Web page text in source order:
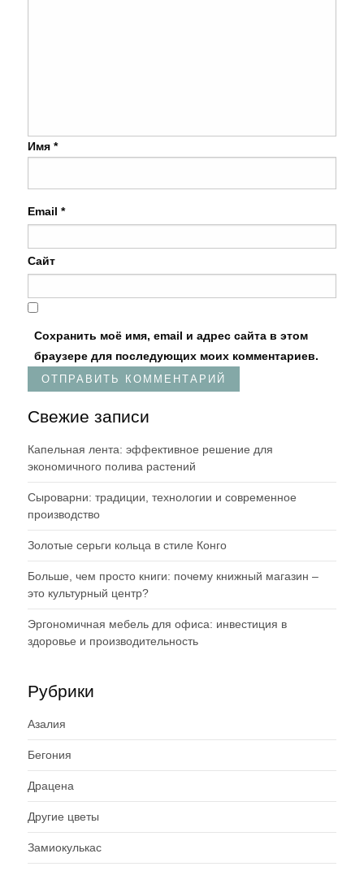
Имя *
Email *
Сайт
Сохранить моё имя, email и адрес сайта в этом
браузере для последующих моих комментариев.
Свежие записи
Капельная лента: эффективное решение для
экономичного полива растений
Сыроварни: традиции, технологии и современное
производство
Золотые серьги кольца в стиле Конго
Больше, чем просто книги: почему книжный магазин –
это культурный центр?
Эргономичная мебель для офиса: инвестиция в
здоровье и производительность
Рубрики
Азалия
Бегония
Драцена
Другие цветы
Замиокулькас